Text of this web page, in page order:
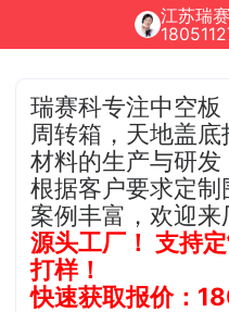
江苏瑞
瑞赛科专注中空板
周转箱，天地盖
材料的生产与研
根据客户要求定
案例丰富，欢迎来
源头工厂！ 支持
打样！
快速获取报价：